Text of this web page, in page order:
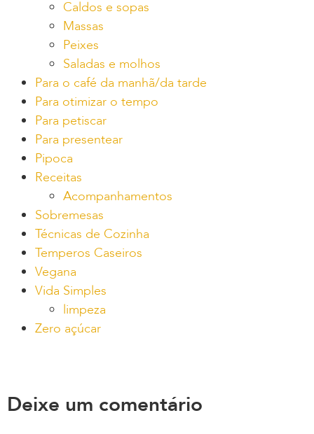
Caldos e sopas
Massas
Peixes
Saladas e molhos
Para o café da manhã/da tarde
Para otimizar o tempo
Para petiscar
Para presentear
Pipoca
Receitas
Acompanhamentos
Sobremesas
Técnicas de Cozinha
Temperos Caseiros
Vegana
Vida Simples
limpeza
Zero açúcar
Deixe um comentário